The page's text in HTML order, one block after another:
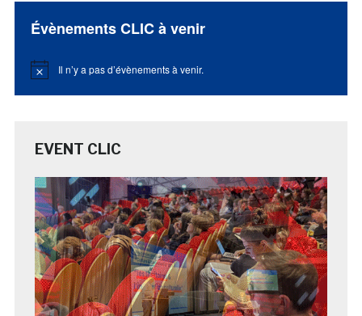
Évènements CLIC à venir
Notice Il n’y a pas d’évènements à venir.
EVENT CLIC